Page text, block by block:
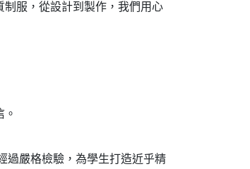
服，從設計到製作，我們用心
過嚴格檢驗，為學生打造近乎精